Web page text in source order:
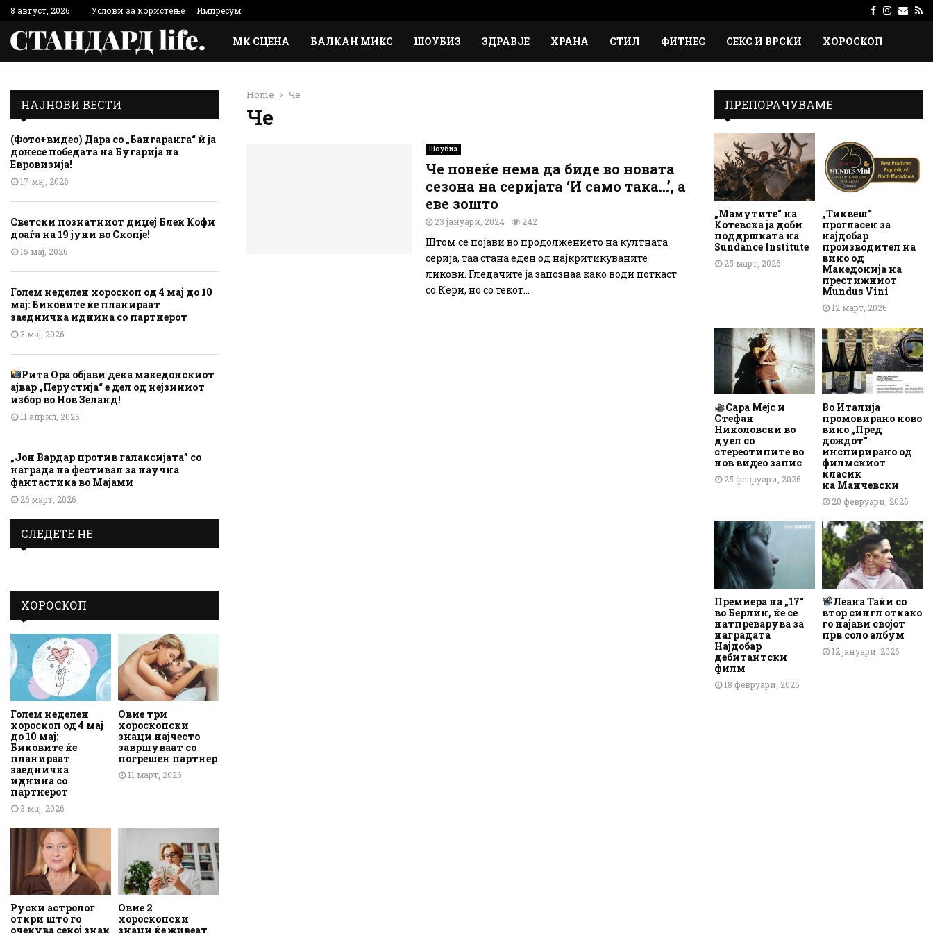
8 август, 2026 Услови за користење Импресум Facebook
МК СЦЕНА БАЛКАН МИКС ШОУБИЗ ЗДРАВЈЕ ХРАНА СТИЛ ФИТНЕС СЕКС И ВРСКИ ХОРОСКОП
Home Че
Че
Шоубиз
Че повеќе нема да биде во новата
сезона на серијата ‘И само така…’, а
еве зошто
23 јануари, 2024 242
Штом се појави во продолжението на култната
серија, таа стана еден од најкритикуваните
ликови. Гледачите ја запознаа како води поткаст
со Кери, но со текот...
НАЈНОВИ ВЕСТИ
(Фото+видео) Дара со „Бангаранга“ ѝ ја
донесе победата на Бугарија на
Евровизија!
17 мај, 2026
Светски познатниот диџеј Блек Кофи
доаѓа на 19 јуни во Скопје!
15 мај, 2026
Голем неделен хороскоп од 4 мај до 10
мај: Биковите ќе планираат
заедничка иднина со партнерот
3 мај, 2026
Рита Ора објави дека македонскиот
ајвар „Перустија“ е дел од нејзиниот
избор во Нов Зеланд!
11 април, 2026
„Јон Вардар против галаксијата” со
награда на фестивал за научна
фантастика во Мајами
26 март, 2026
СЛЕДЕТЕ НЕ
ХОРОСКОП
Голем неделен
хороскоп од 4 мај
до 10 мај:
Биковите ќе
планираат
заедничка
иднина со
партнерот
3 мај, 2026
Овие три
хороскопски
знаци најчесто
завршуваат со
погрешен партнер
11 март, 2026
Руски астролог
откри што го
очекува секој знак
Овие 2
хороскопски
знаци ќе живеат
ПРЕПОРАЧУВАМЕ
„Мамутите“ на
Котевска ја доби
поддршката на
Sundance Institute
25 март, 2026
„Тиквеш“
прогласен за
најдобар
производител на
вино од
Македонија на
престижниот
Mundus Vini
12 март, 2026
Сара Мејс и
Стефан
Николовски во
дуел со
стереотипите во
нов видео запис
25 февруари, 2026
Во Италија
промовирано ново
вино „Пред
дождот“
инспирирано од
филмскиот
класик
на Манчевски
20 февруари, 2026
Премиера на „17“
во Берлин, ќе се
натпреварува за
наградата
Најдобар
дебитантски
филм
18 февруари, 2026
Леана Таќи со
втор сингл откако
го најави својот
прв соло албум
12 јануари, 2026